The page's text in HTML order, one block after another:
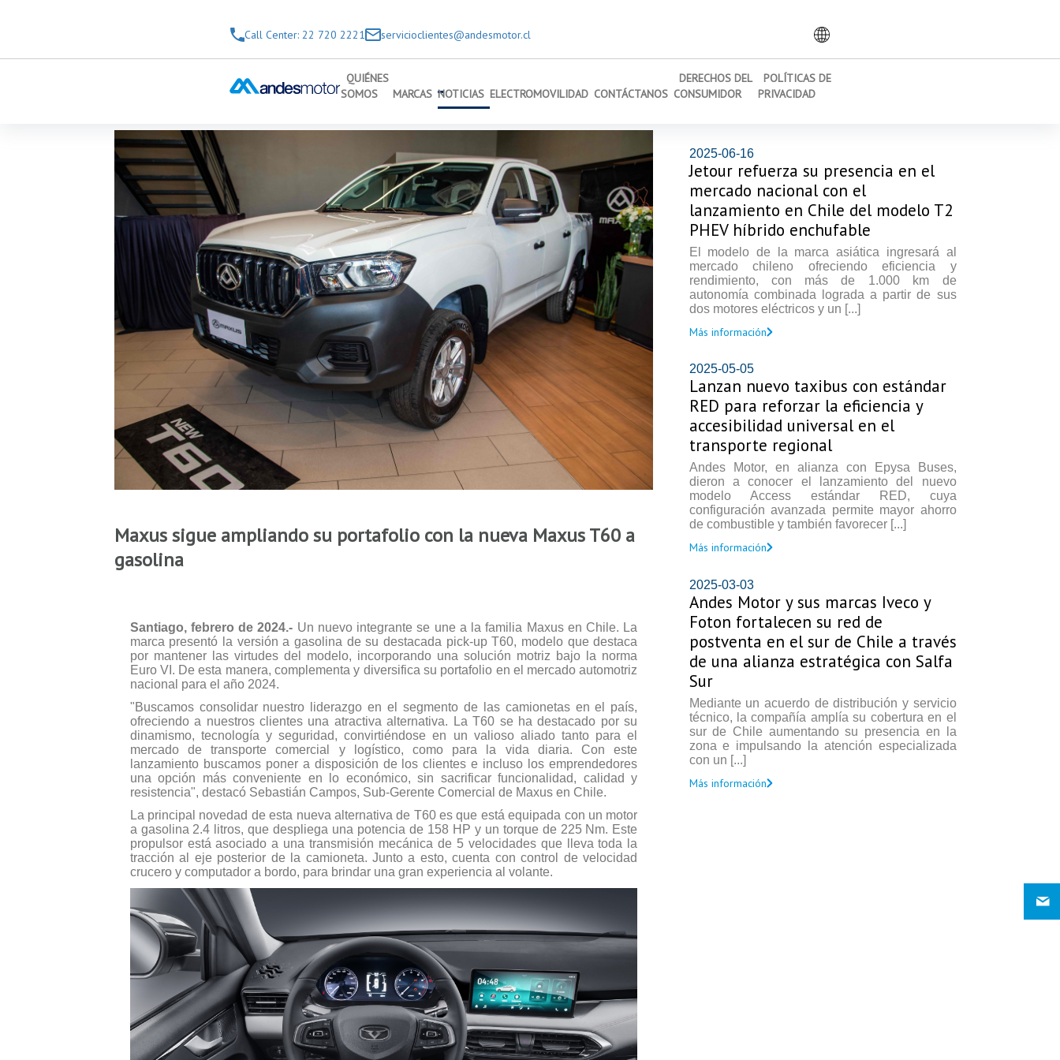
Call Center: 22 720 2221
servicioclientes@andesmotor.cl
QUIÉNES
SOMOS
MARCAS NOTICIAS ELECTROMOVILIDAD CONTÁCTANOS
DERECHOS DEL
CONSUMIDOR
POLÍTICAS DE
PRIVACIDAD
Maxus sigue ampliando su portafolio con la nueva Maxus T60 a
gasolina
Santiago, febrero de 2024.- Un nuevo integrante se une a la familia Maxus en Chile. La
marca presentó la versión a gasolina de su destacada pick-up T60, modelo que destaca
por mantener las virtudes del modelo, incorporando una solución motriz bajo la norma
Euro VI. De esta manera, complementa y diversifica su portafolio en el mercado automotriz
nacional para el año 2024.
"Buscamos consolidar nuestro liderazgo en el segmento de las camionetas en el país,
ofreciendo a nuestros clientes una atractiva alternativa. La T60 se ha destacado por su
dinamismo, tecnología y seguridad, convirtiéndose en un valioso aliado tanto para el
mercado de transporte comercial y logístico, como para la vida diaria. Con este
lanzamiento buscamos poner a disposición de los clientes e incluso los emprendedores
una opción más conveniente en lo económico, sin sacrificar funcionalidad, calidad y
resistencia", destacó Sebastián Campos, Sub-Gerente Comercial de Maxus en Chile.
La principal novedad de esta nueva alternativa de T60 es que está equipada con un motor
a gasolina 2.4 litros, que despliega una potencia de 158 HP y un torque de 225 Nm. Este
propulsor está asociado a una transmisión mecánica de 5 velocidades que lleva toda la
tracción al eje posterior de la camioneta. Junto a esto, cuenta con control de velocidad
crucero y computador a bordo, para brindar una gran experiencia al volante.
2025-06-16
Jetour refuerza su presencia en el
mercado nacional con el
lanzamiento en Chile del modelo T2
PHEV híbrido enchufable
El modelo de la marca asiática ingresará al
mercado chileno ofreciendo eficiencia y
rendimiento, con más de 1.000 km de
autonomía combinada lograda a partir de sus
dos motores eléctricos y un [...]
Más información
2025-05-05
Lanzan nuevo taxibus con estándar
RED para reforzar la eficiencia y
accesibilidad universal en el
transporte regional
Andes Motor, en alianza con Epysa Buses,
dieron a conocer el lanzamiento del nuevo
modelo Access estándar RED, cuya
configuración avanzada permite mayor ahorro
de combustible y también favorecer [...]
Más información
2025-03-03
Andes Motor y sus marcas Iveco y
Foton fortalecen su red de
postventa en el sur de Chile a través
de una alianza estratégica con Salfa
Sur
Mediante un acuerdo de distribución y servicio
técnico, la compañía amplía su cobertura en el
sur de Chile aumentando su presencia en la
zona e impulsando la atención especializada
con un [...]
Más información